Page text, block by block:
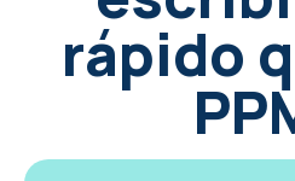
rápido